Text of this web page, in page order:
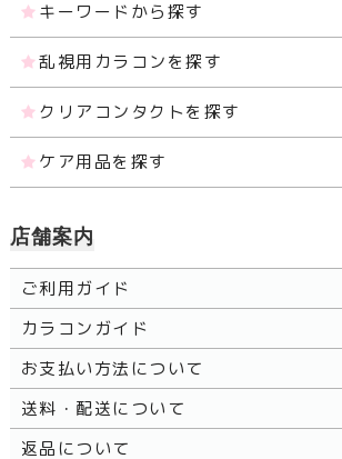
キーワードから探す
乱視用カラコンを探す
クリアコンタクトを探す
ケア用品を探す
店舗案内
ご利用ガイド
カラコンガイド
お支払い方法について
送料・配送について
返品について